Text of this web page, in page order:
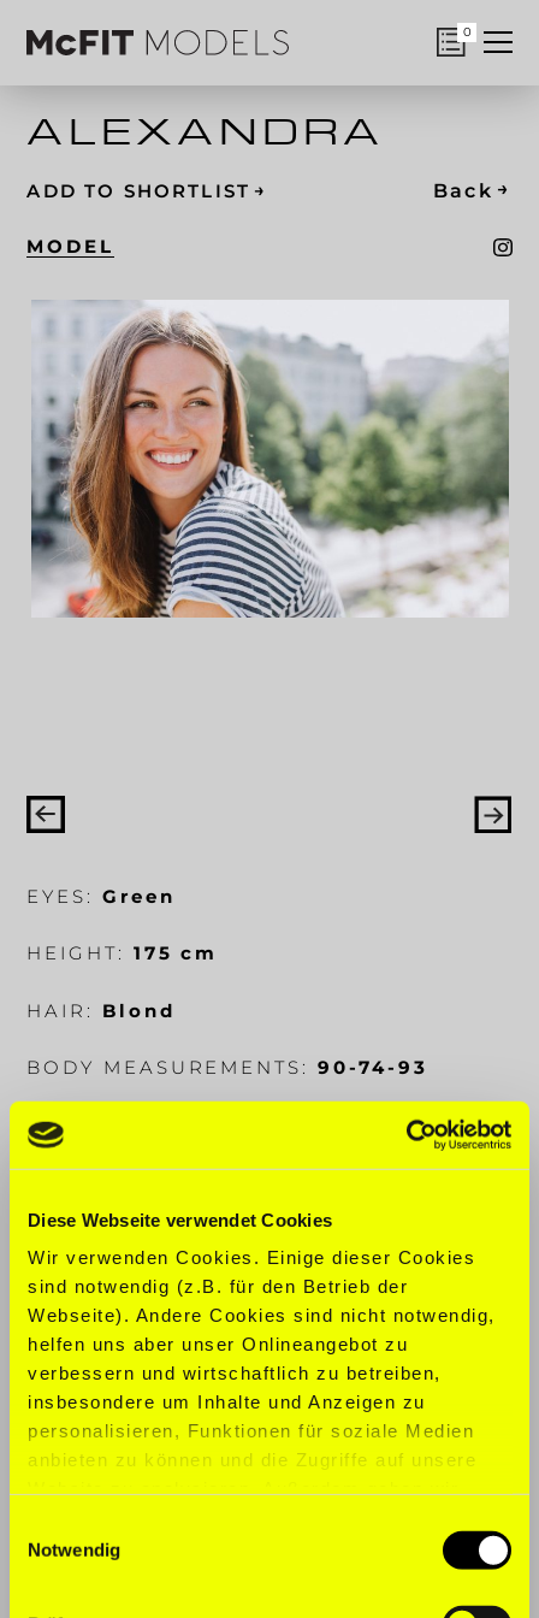
Diese Webseite verwendet Cookies
Wir verwenden Cookies. Einige dieser Cookies
sind notwendig (z.B. für den Betrieb der
Webseite). Andere Cookies sind nicht notwendig,
helfen uns aber unser Onlineangebot zu
verbessern und wirtschaftlich zu betreiben,
insbesondere um Inhalte und Anzeigen zu
personalisieren, Funktionen für soziale Medien
anbieten zu können und die Zugriffe auf unsere
Website an unsere Partner für soziale Medien,
Werbung und Analysen weiter. Unsere Partner
führen diese Informationen möglicherweise mit
Notwendig
0
ALEXANDRA
ADD TO SHORTLIST → Back →
MODEL
EYES: Green
HEIGHT: 175 cm
HAIR: Blond
BODY MEASUREMENTS: 90-74-93
CLOTHING SIZE:
Gymnastics, Yoga
TALENTS:Yoga- & Dance Teacher
LANGUAGES:English, German